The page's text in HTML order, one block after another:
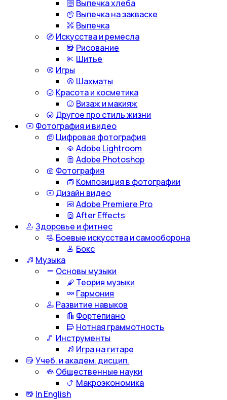
Выпечка хлеба
Выпечка на закваске
Выпечка
Искусства и ремесла
Рисование
Шитье
Игры
Шахматы
Красота и косметика
Визаж и макияж
Другое про стиль жизни
Фотография и видео
Цифровая фотография
Adobe Lightroom
Adobe Photoshop
Фотография
Композиция в фотографии
Дизайн видео
Adobe Premiere Pro
After Effects
Здоровье и фитнес
Боевые искусства и самооборона
Бокс
Музыка
Основы музыки
Теория музыки
Гармония
Развитие навыков
Фортепиано
Нотная граммотность
Инструменты
Игра на гитаре
Учеб. и академ. дисцип.
Общественные науки
Макроэкономика
In English